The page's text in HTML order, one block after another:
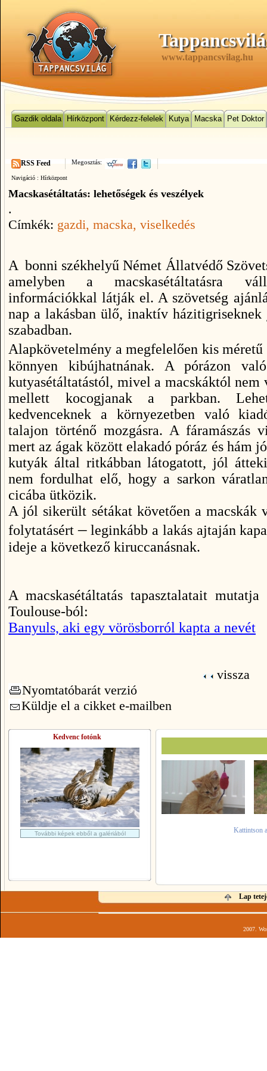
www.tappancsvilag.hu
Gazdik oldala Hírközpont Kérdezz-felelek Kutya Macska Pet Doktor
Megosztás:
RSS Feed
Navigáció : Hírközpont
Macskasétáltatás: lehetőségek és veszélyek
.
Címkék: gazdi, macska, viselkedés
A bonni székhelyű Német Állatvédő
amelyben a macskasétáltatásra
információkkal látják el. A szövetség
nap a lakásban ülő, inaktív
szabadban.
Alapkövetelmény a megfelelően kis
könnyen kibújhatnának. A pórázon
kutyasétáltatástól, mivel a macskáktól nem
mellett kocogjanak a parkban.
kedvenceknek a környezetben való
talajon történő mozgásra. A fáramászás
mert az ágak között elakadó póráz és hám
kutyák által ritkábban látogatott, jól
nem fordulhat elő, hogy a sarkon
cicába ütközik.
A jól sikerült sétákat követően a macskák
folytatásért–leginkább a lakás ajtaján
ideje a következő kiruccanásnak.
A macskasétáltatás tapasztalatait
Toulouse-ból:
Banyuls, aki egy vörösborról kapta a nevét
vissza
Nyomtatóbarát verzió
Küldje el a cikket e-mailben
Kedvenc fotónk
További képek ebből a galériából Kattintson
Lap
2007.